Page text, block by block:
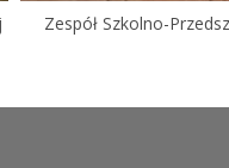
Zespół Szkolno-